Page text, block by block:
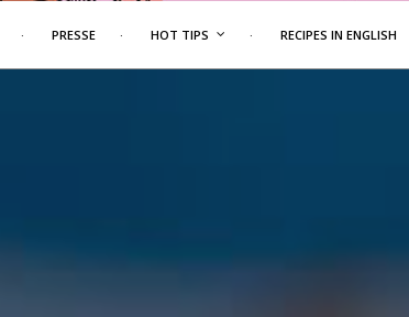
PRESSE HOT TIPS RECIPES IN ENGLISH